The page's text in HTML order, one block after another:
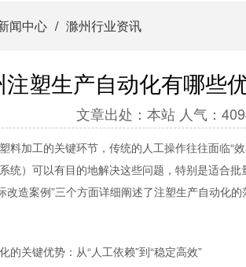
闻中心 / 滁州行业资讯
注塑生产自动化有哪些
文章出处：本站 人气：
料加工的关键环节，传统的人工操作往往面临“
统）可以有目的地解决这些问题，特别是适合
改造案例”三个方面详细阐述了注塑生产自动化的
的关键优势：从“人工依赖”到“稳定高效”